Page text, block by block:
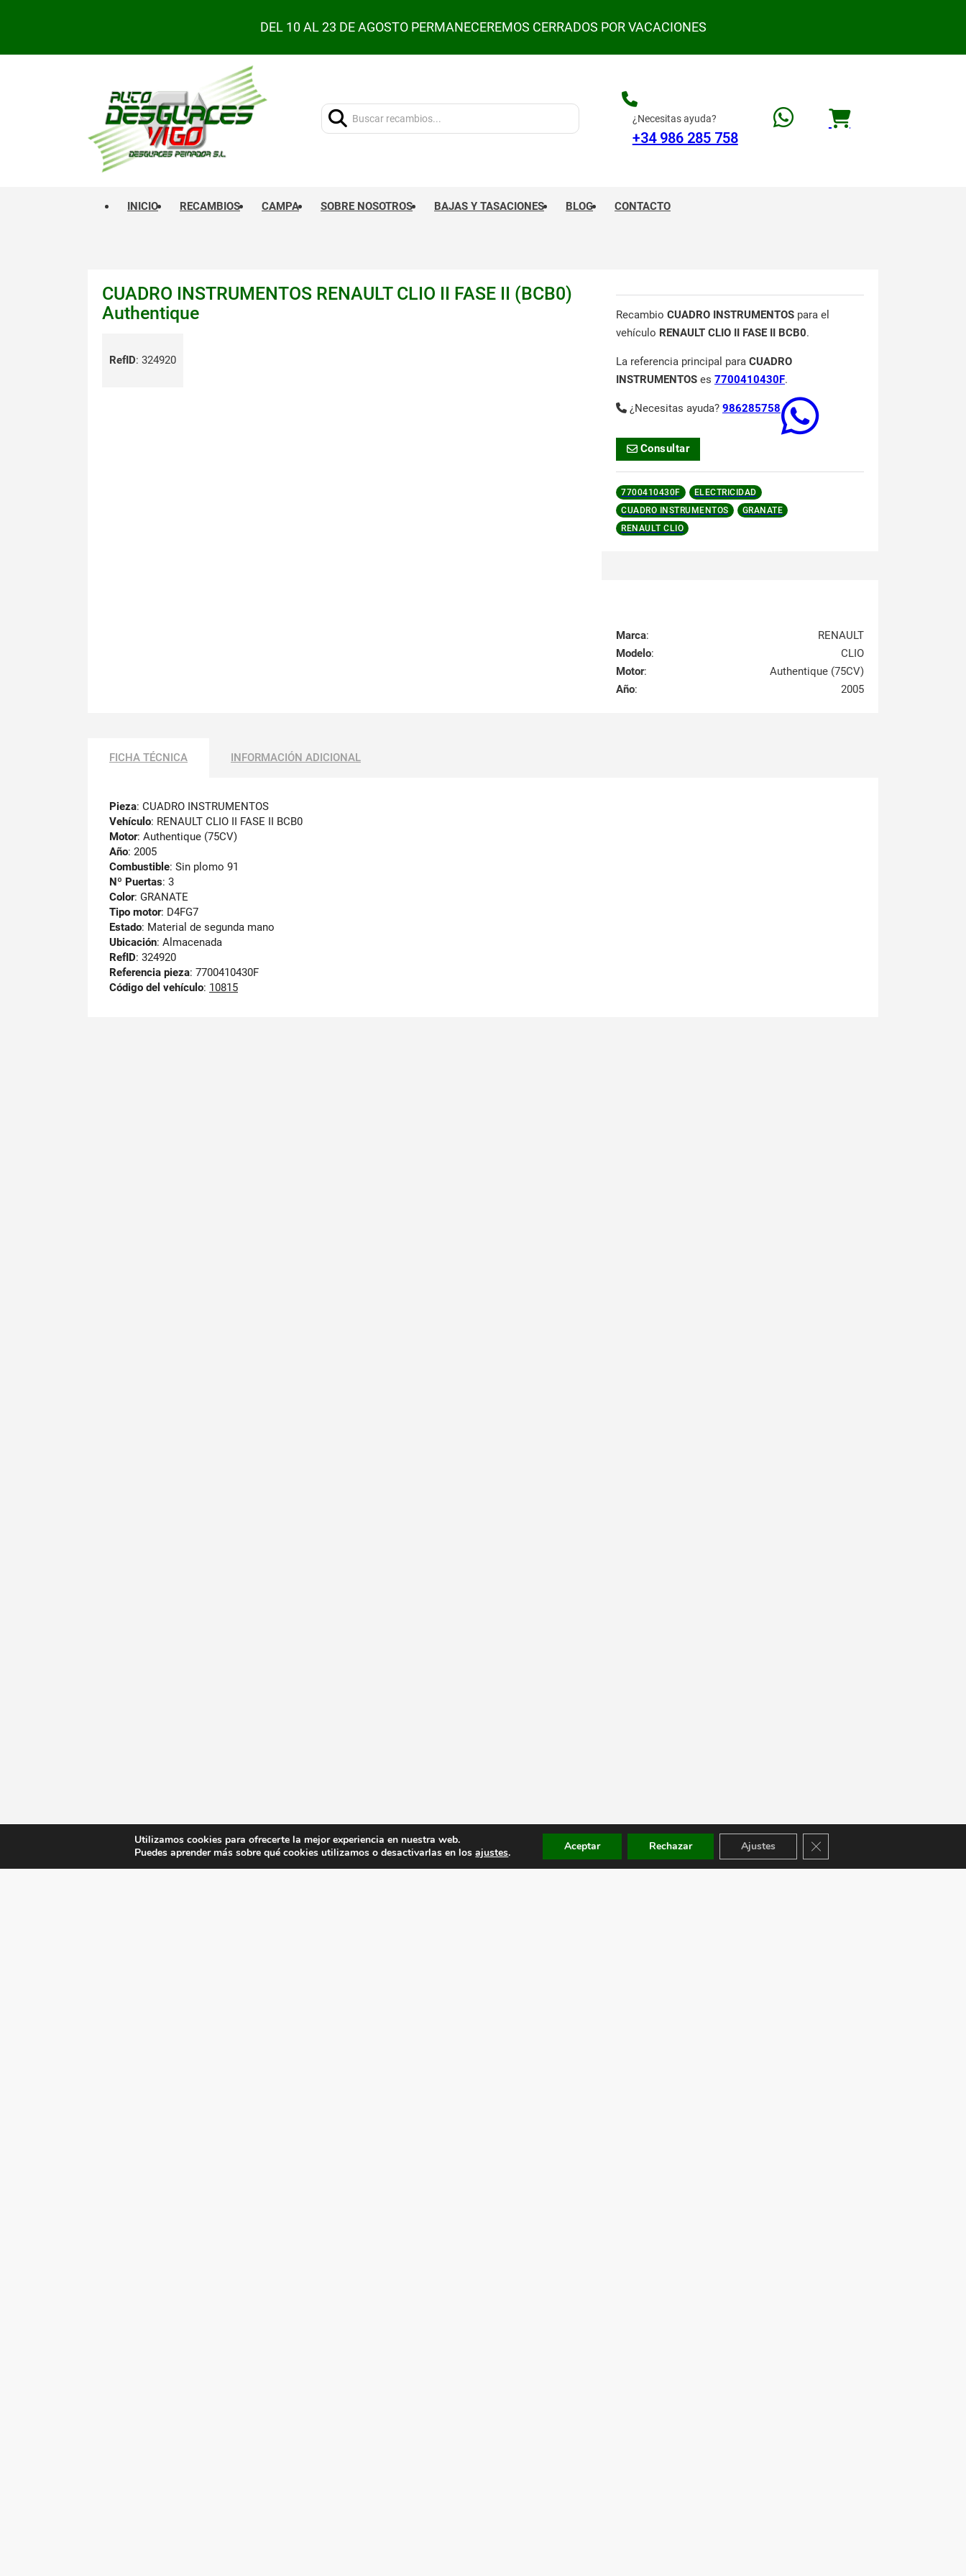
DEL 10 AL 23 DE AGOSTO PERMANECEREMOS CERRADOS POR VACACIONES
Buscar:
¿Necesitas ayuda?
+34 986 285 758
INICIO RECAMBIOS CAMPA SOBRE NOSOTROS BAJAS Y TASACIONES BLOG CONTACTO
CUADRO INSTRUMENTOS RENAULT CLIO II FASE II (BCB0)
Authentique
RefID: 324920
Recambio CUADRO INSTRUMENTOS para el
vehículo RENAULT CLIO II FASE II BCB0.
La referencia principal para CUADRO
INSTRUMENTOS es 7700410430F.
¿Necesitas ayuda? 986285758
Consultar
7700410430F
ELECTRICIDAD
CUADRO INSTRUMENTOS
GRANATE
RENAULT CLIO
Marca:
RENAULT
Modelo:
CLIO
Motor:
Authentique (75CV)
Año: 2005
FICHA TÉCNICA INFORMACIÓN ADICIONAL
Pieza: CUADRO INSTRUMENTOS
Vehículo: RENAULT CLIO II FASE II BCB0
Motor: Authentique (75CV)
Año: 2005
Combustible: Sin plomo 91
Nº Puertas: 3
Color: GRANATE
Tipo motor: D4FG7
Estado: Material de segunda mano
Ubicación: Almacenada
RefID: 324920
Referencia pieza: 7700410430F
Código del vehículo: 10815
Utilizamos cookies para ofrecerte la mejor experiencia en nuestra web.
Puedes aprender más sobre qué cookies utilizamos o desactivarlas en losajustes. Aceptar Rechazar Ajustes Cerrar el banner de cookies RGPD